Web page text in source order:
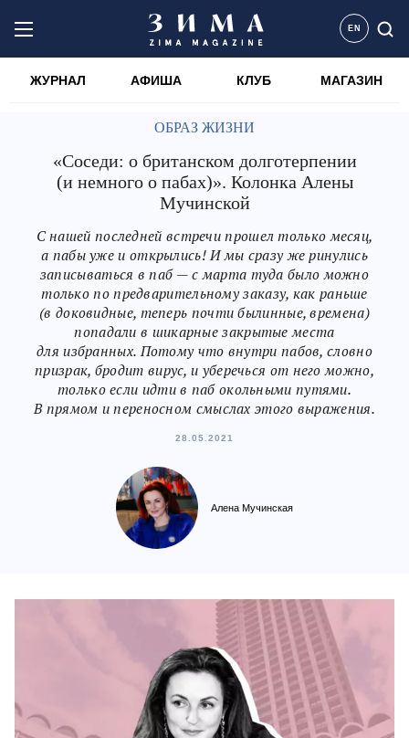
EN
ЖУРНАЛ АФИША КЛУБ МАГАЗИН
ОБРАЗ ЖИЗНИ
«Соседи: о британском долготерпении
(и немного о пабах)». Колонка Алены
Мучинской
С нашей последней встречи прошел только месяц,
а пабы уже и открылись! И мы сразу же ринулись
записываться в паб — с марта туда было можно
только по предварительному заказу, как раньше
(в доковидные, теперь почти былинные, времена)
попадали в шикарные закрытые места
для избранных. Потому что внутри пабов, словно
призрак, бродит вирус, и уберечься от него можно,
только если идти в паб окольными путями.
В прямом и переносном смыслах этого выражения.
28.05.2021
Алена Мучинская